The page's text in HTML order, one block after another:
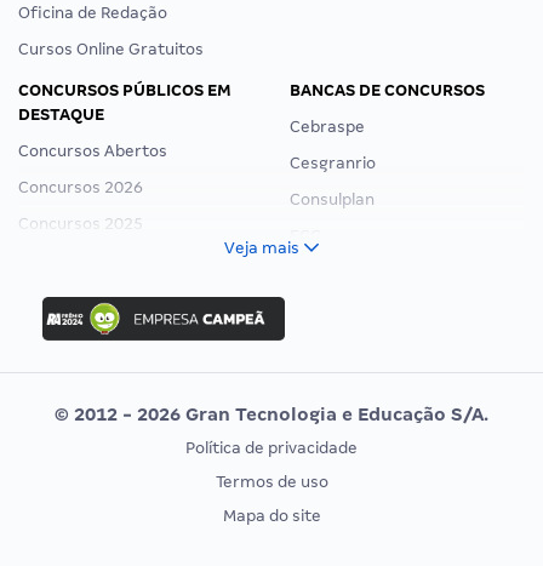
Oficina de Redação
Cursos Online Gratuitos
CONCURSOS PÚBLICOS EM
DESTAQUE
Concursos Abertos
Concursos 2026
Concursos 2025
Concurso Ibama
Concurso MPU
Editais publicados
BANCAS DE CONCURSOS
Cebraspe
Cesgranrio
Consulplan
Vunesp
CONCURSOS POR PROFISSÃO
EXAME DE ORDEM
Veja mais
© 2012 - 2026 Gran Tecnologia e Educação S/A.
Política de privacidade
Termos de uso
Mapa do site